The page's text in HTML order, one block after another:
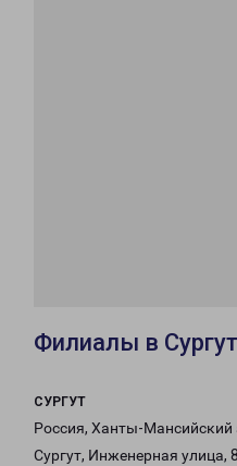
Филиалы в
СУРГУТ
Россия, Ханты-Мансийский
Сургут, Инженерная улица,